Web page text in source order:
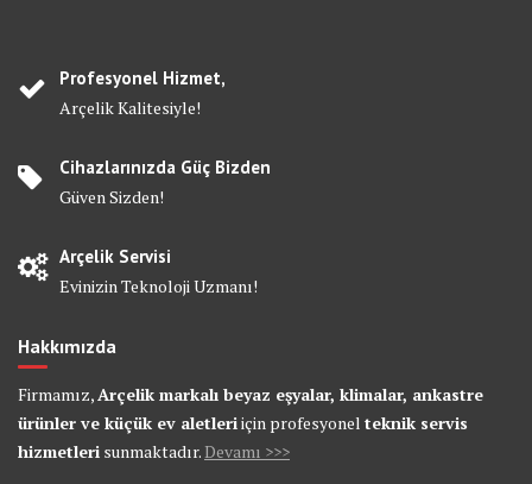
Profesyonel Hizmet,
Arçelik Kalitesiyle!
Cihazlarınızda Güç Bizden
Güven Sizden!
Arçelik Servisi
Evinizin Teknoloji Uzmanı!
Hakkımızda
Firmamız,Arçelik markalı beyaz eşyalar, klimalar, ankastre
ürünler ve küçük ev aletleriiçin profesyonel teknik servis
hizmetleri sunmaktadır.Devamı >>>